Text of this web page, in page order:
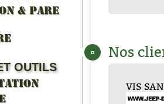
& PARE
OUTILS
¤ Nos
F... VIS SANS FIN C...